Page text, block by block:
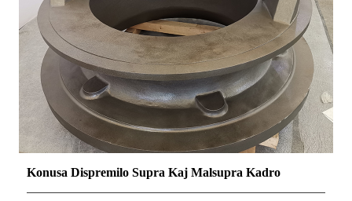
Konusa Dispremilo Supra Kaj Malsupra Kadro